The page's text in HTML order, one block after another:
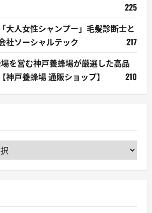
225
大人女性シャンプー」毛髪診断士と
社ソーシャルテック
217
場を営む神戸養蜂場が厳選した高品
神戸養蜂場 通販ショップ】
210